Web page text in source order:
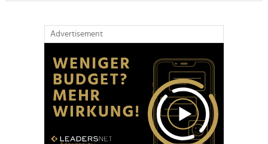
Advertisement